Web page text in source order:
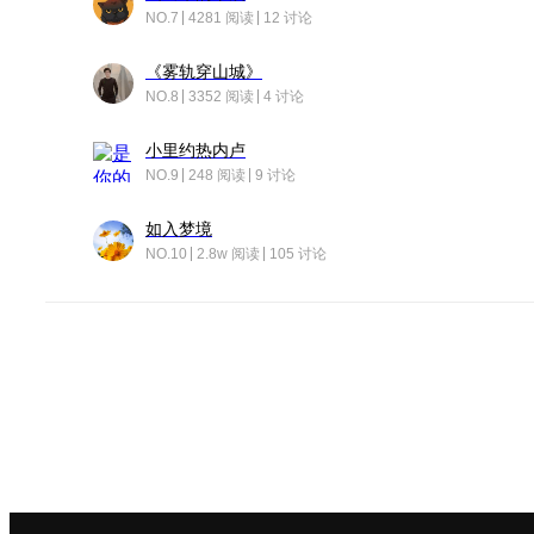
NO.7 4281 阅读 12 讨论
《雾轨穿山城》
NO.8 3352 阅读 4 讨论
小里约热内卢
NO.9 248 阅读 9 讨论
如入梦境
NO.10 2.8w 阅读 105 讨论